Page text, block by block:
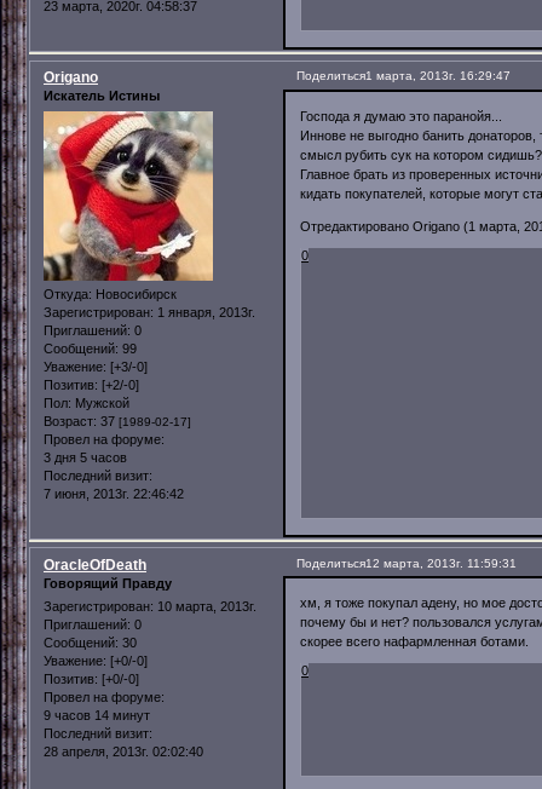
23 марта, 2020г. 04:58:37
Поделиться1 марта, 2013г. 16:29:47
Origano
Искатель Истины
Откуда: Новосибирск
Зарегистрирован: 1 января, 2013г.
Приглашений: 0
Сообщений: 99
Уважение: [+3/-0]
Позитив: [+2/-0]
Пол: Мужской
Возраст: 37 [1989-02-17]
Провел на форуме:
3 дня 5 часов
Последний визит:
7 июня, 2013г. 22:46:42
Господа я думаю это паранойя...
Иннове не выгодно банить
смысл рубить сук на котором сидишь?
Главное брать из проверенных
кидать покупателей, которые могут
Отредактировано Origano (1 марта,
0
Поделиться12 марта, 2013г. 11:59:31
OracleOfDeath
Говорящий Правду
Зарегистрирован: 10 марта, 2013г.
Приглашений: 0
Сообщений: 30
Уважение: [+0/-0]
Позитив: [+0/-0]
Провел на форуме:
9 часов 14 минут
Последний визит:
28 апреля, 2013г. 02:02:40
хм, я тоже покупал адену, но мое
почему бы и нет? пользовался
скорее всего нафармленная ботами.
0